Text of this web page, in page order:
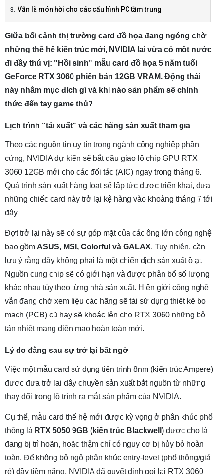
Vẫn là món hời cho các cấu hình PC tầm trung
Giữa bối cảnh thị trường card đồ họa đang ngóng chờ
những thế hệ kiến trúc mới, NVIDIA lại vừa có một nước
đi đầy thú vị: "Hồi sinh" mẫu card đồ họa 5 năm tuổi
GeForce RTX 3060 phiên bản 12GB VRAM. Động thái
này nhằm mục đích gì và khi nào sản phẩm sẽ chính
thức đến tay game thủ?
Lịch trình "tái xuất" và các hãng sản xuất tham gia
Theo các nguồn tin uy tín trong ngành công nghiệp phần
cứng, NVIDIA dự kiến sẽ bắt đầu giao lô chip GPU RTX
3060 12GB mới cho các đối tác (AIC) ngay trong tháng 6.
Quá trình sản xuất hàng loạt sẽ lập tức được triển khai, đưa
những chiếc card này trở lại kệ hàng vào khoảng tháng 7 tới
đây.
Đợt trở lại này sẽ có sự góp mặt của các ông lớn công nghệ
bao gồm ASUS, MSI, Colorful và GALAX. Tuy nhiên, cần
lưu ý rằng đây không phải là một chiến dịch sản xuất ồ ạt.
Nguồn cung chip sẽ có giới hạn và được phân bổ số lượng
khác nhau tùy theo từng nhà sản xuất. Hiện giới công nghệ
vẫn đang chờ xem liệu các hãng sẽ tái sử dụng thiết kế bo
mạch (PCB) cũ hay sẽ khoác lên cho RTX 3060 những bộ
tản nhiệt mang diện mạo hoàn toàn mới.
Lý do đằng sau sự trở lại bất ngờ
Việc một mẫu card sử dụng tiến trình 8nm (kiến trúc Ampere)
được đưa trở lại dây chuyền sản xuất bắt nguồn từ những
thay đổi trong lộ trình ra mắt sản phẩm của NVIDIA.
Cụ thể, mẫu card thế hệ mới được kỳ vọng ở phân khúc phổ
thông là RTX 5050 9GB (kiến trúc Blackwell) được cho là
đang bị trì hoãn, hoặc thậm chí có nguy cơ bị hủy bỏ hoàn
toàn. Để không bỏ ngỏ phân khúc entry-level (phổ thông/giá
rẻ) đầy tiềm năng, NVIDIA đã quyết định gọi lại RTX 3060